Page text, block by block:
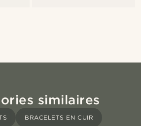
similaires
BRACELETS EN CUIR